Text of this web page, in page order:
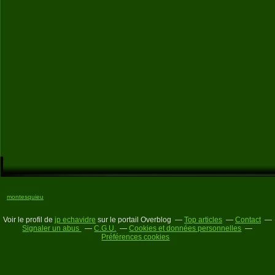
montesquieu
Voir le profil de jp echavidre sur le portail Overblog Top articles
Contact
Signaler un abus
C.G.U.
Cookies et données personnelles
Préférences cookies